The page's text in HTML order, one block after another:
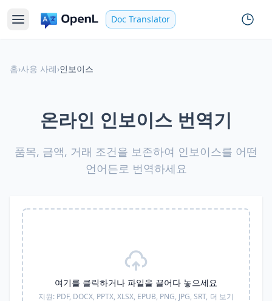
Doc Translator
홈›사용 사례›인보이스
온라인 인보이스 번역기
품목, 금액, 거래 조건을 보존하여 인보이스를 어떤
언어든로 번역하세요
여기를 클릭하거나 파일을 끌어다 놓으세요
지원: PDF, DOCX, PPTX, XLSX, EPUB, PNG, JPG, SRT, 더 보기